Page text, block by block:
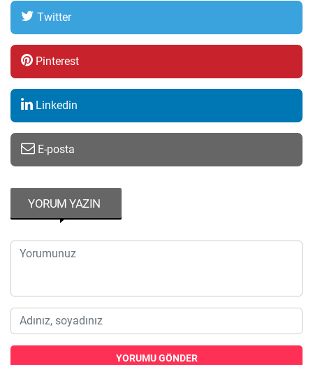
Twitter
Pinterest
Linkedin
E-posta
YORUM YAZIN
YORUMU GÖNDER